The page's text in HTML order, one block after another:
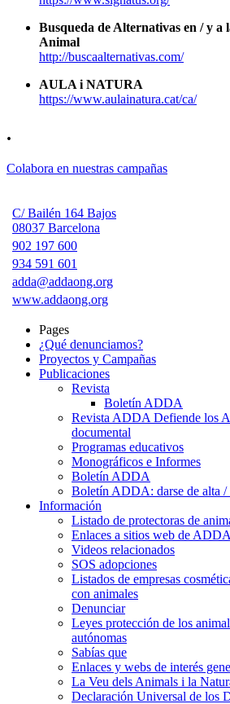
Busqueda de Alternativas en / y a
Animal
http://buscaalternativas.com/
AULA i NATURA
https://www.aulainatura.cat/ca/
.
Colabora en nuestras campañas
C/ Bailén 164 Bajos
08037 Barcelona
902 197 600
934 591 601
adda@addaong.org
www.addaong.org
Pages
¿Qué denunciamos?
Proyectos y Campañas
Publicaciones
Revista
Boletín ADDA
Revista ADDA Defiende los
documental
Programas educativos
Monográficos e Informes
Boletín ADDA
Boletín ADDA: darse de alta /
Información
Listado de protectoras de
Enlaces a sitios web de ADDA
Videos relacionados
SOS adopciones
Listados de empresas
con animales
Denunciar
Leyes protección de los
autónomas
Sabías que
Enlaces y webs de interés
La Veu dels Animals i la
Declaración Universal de los